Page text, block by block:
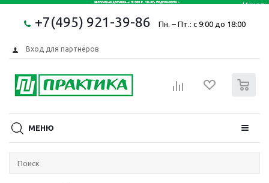
+7(495) 921-39-86 Пн. – Пт.: с 9:00 до 18:00
Вход для партнёров
МЕНЮ